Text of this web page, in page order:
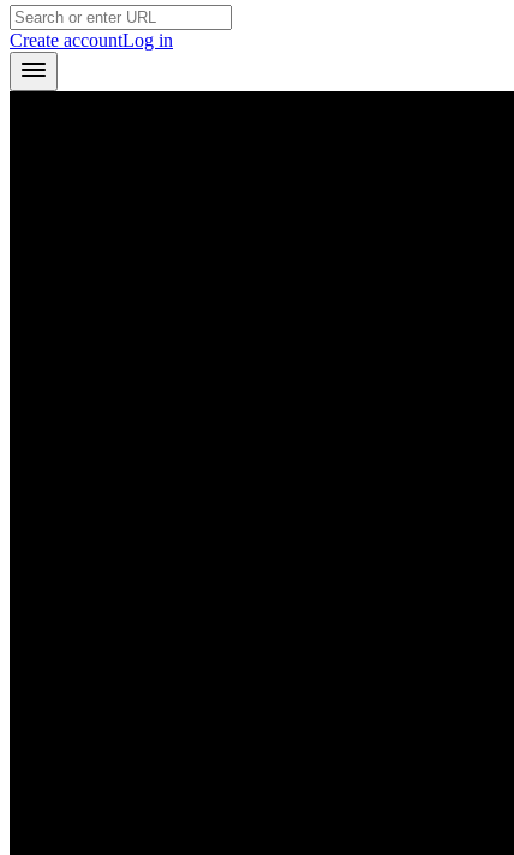
Create accountLog in